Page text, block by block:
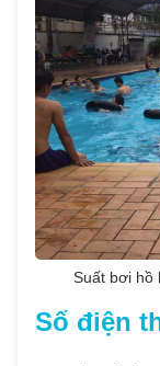
Suất bơi hồ
Số điện